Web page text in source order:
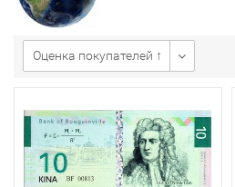
Оценка покупателей ↑